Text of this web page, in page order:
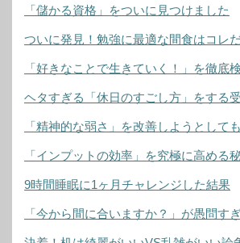
「儲かる資格」をついに見つけました
ついに発見！勉強に最適な間食はコレだ
「好きなことで生きていく！」を徹底
ヘタすぎる「休日のすごし方」をする
「精神的な弱さ」を改善しようとして
「インプットの効率」を究極に高める
9時間睡眠に1ヶ月チャレンジした結果
「今から間に合いますか？」が愚問す